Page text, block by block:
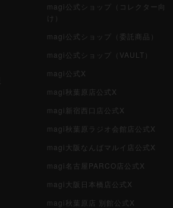
magi公式ショップ（コレクター向
け）
magi公式ショップ（委託商品）
magi公式ショップ（VAULT）
magi公式X
magi秋葉原店公式X
magi新宿西口店公式X
magi秋葉原ラジオ会館店公式X
magi大阪なんばマルイ店公式X
magi名古屋PARCO店公式X
magi大阪日本橋店公式X
magi秋葉原店 別館公式X